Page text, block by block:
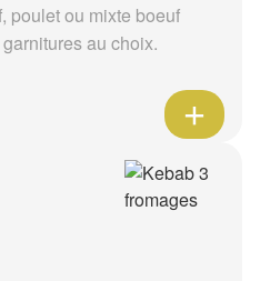
poulet ou mixte boeuf
au choix.